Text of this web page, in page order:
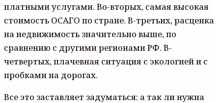
платными услугами. Во-вторых, самая высокая
стоимость ОСАГО по стране. В-третьих, расценка
на недвижимость значительно выше, по
сравнению с другими регионами РФ. В-
четвертых, плачевная ситуация с экологией и с
пробками на дорогах.
Все это заставляет задуматься: а так ли нужна